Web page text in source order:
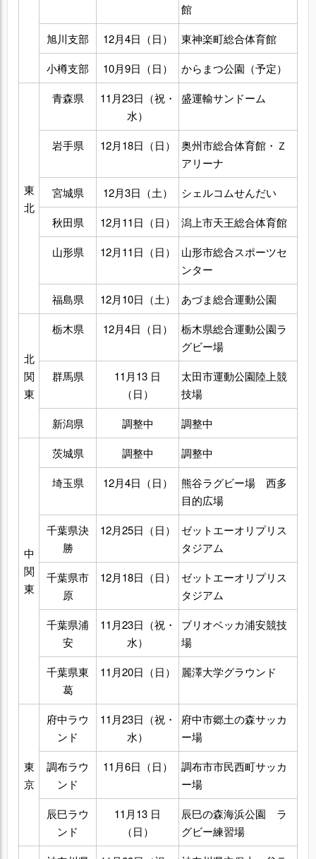
館
旭川支部
12月4日（日）
東神楽町総合体育館
小樽支部
10月9日（日） からまつ公園（予定）
東
北
青森県
11月23日（祝・
水）
盛運輸サンドーム
岩手県 12月18日（日）
奥州市総合体育館・Ｚ
アリーナ
宮城県
12月3日（土）
シェルコムせんだい
秋田県
12月11日（日）
潟上市天王総合体育館
山形県
12月11日（日）
山形市総合スポーツセ
ンター
福島県
12月10日（土） あづま総合運動公園
北
関
東
栃木県 12月4日（日）
栃木県総合運動公園ラ
グビー場
群馬県
11月13 日
（日）
太田市運動公園陸上競
技場
新潟県
調整中 調整中
中
関
東
茨城県 調整中
調整中
埼玉県
12月4日（日）
熊谷ラグビー場 西多
目的広場
千葉県決
勝
12月25日（日）
ゼットエーオリプリス
タジアム
千葉県市
原
12月18日（日）
ゼットエーオリプリス
タジアム
千葉県浦
安
11月23日（祝・
水）
ブリオベッカ浦安競技
場
千葉県東
葛
11月20日（日） 麗澤大学グラウンド
東
京
府中ラウ
ンド
11月23日（祝・
水）
府中市郷土の森サッカ
ー場
調布ラウ
ンド
11月6日（日）
調布市市民西町サッカ
ー場
辰巳ラウ
ンド
11月13 日
（日）
辰巳の森海浜公園 ラ
グビー練習場